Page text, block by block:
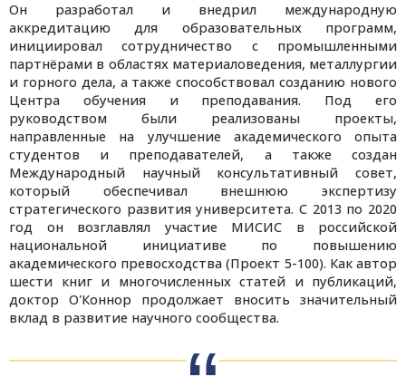
Он разработал и внедрил международную
аккредитацию для образовательных программ,
инициировал сотрудничество с промышленными
партнёрами в областях материаловедения, металлургии
и горного дела, а также способствовал созданию нового
Центра обучения и преподавания. Под его
руководством были реализованы проекты,
направленные на улучшение академического опыта
студентов и преподавателей, а также создан
Международный научный консультативный совет,
который обеспечивал внешнюю экспертизу
стратегического развития университета. С 2013 по 2020
год он возглавлял участие МИСИС в российской
национальной инициативе по повышению
академического превосходства (Проект 5-100). Как автор
шести книг и многочисленных статей и публикаций,
доктор О'Коннор продолжает вносить значительный
вклад в развитие научного сообщества.